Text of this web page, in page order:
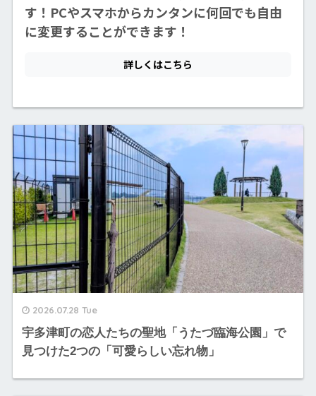
2026.07.28 Tue
宇多津町の恋人たちの聖地「うたづ臨海公園」で
見つけた2つの「可愛らしい忘れ物」